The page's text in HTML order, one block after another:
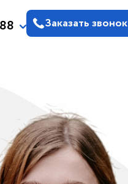
Заказать звонок